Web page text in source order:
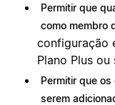
Permitir que
como membro
configuração
Plano Plus ou
Permitir que
serem